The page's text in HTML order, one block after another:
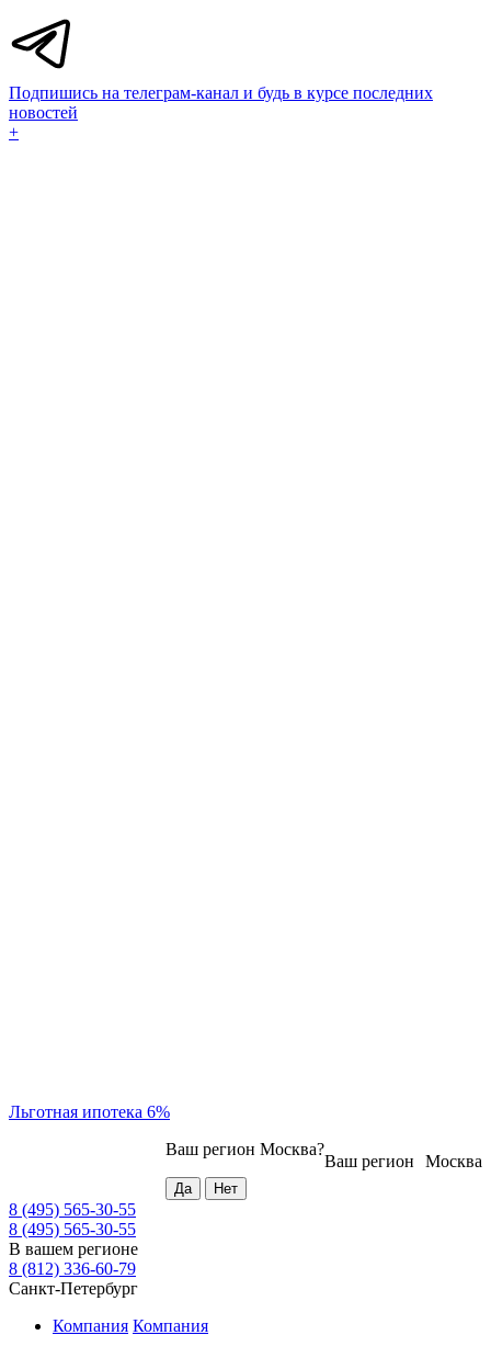
Подпишись на телеграм-канал и будь в курсе последних
новостей
+
Льготная ипотека 6%
Москва
Ваш регион
Ваш регион Москва?
8 (495) 565-30-55
8 (495) 565-30-55
В вашем регионе
8 (812) 336-60-79
Санкт-Петербург
Компания Компания